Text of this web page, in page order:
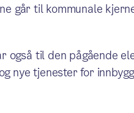
går til kommunale
også til den pågående
nye tjenester for